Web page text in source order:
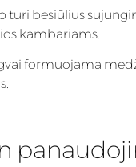
turi besiūlius
kambariams.
formuojama